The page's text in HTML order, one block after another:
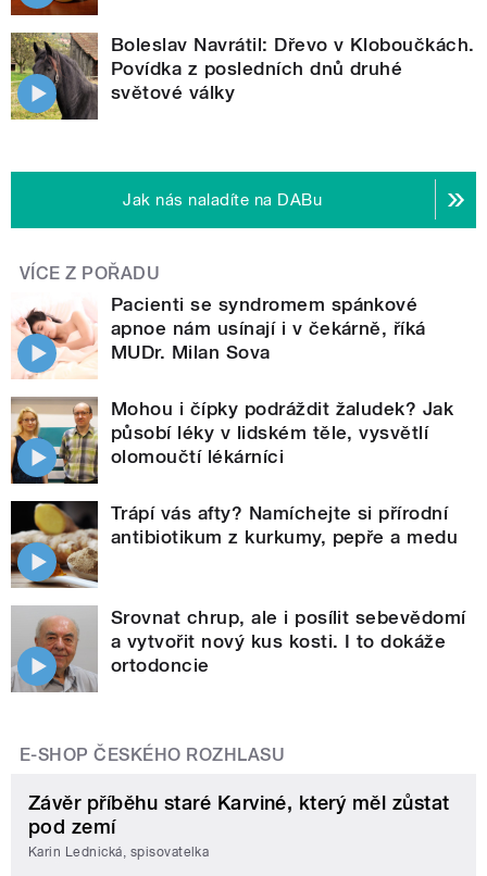
Boleslav Navrátil: Dřevo v Kloboučkách.
Povídka z posledních dnů druhé
světové války
Jak nás naladíte na DABu
VÍCE Z POŘADU
Pacienti se syndromem spánkové
apnoe nám usínají i v čekárně, říká
MUDr. Milan Sova
Mohou i čípky podráždit žaludek? Jak
působí léky v lidském těle, vysvětlí
olomoučtí lékárníci
Trápí vás afty? Namíchejte si přírodní
antibiotikum z kurkumy, pepře a medu
Srovnat chrup, ale i posílit sebevědomí
a vytvořit nový kus kosti. I to dokáže
ortodoncie
E-SHOP ČESKÉHO ROZHLASU
Závěr příběhu staré Karviné, který měl zůstat
pod zemí
Karin Lednická, spisovatelka